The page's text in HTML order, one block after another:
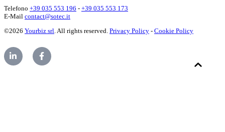
Telefono +39 035 553 196 - +39 035 553 173
E-Mail contact@sotec.it
©2026 Yourbiz srl. All rights reserved. Privacy Policy - Cookie Policy